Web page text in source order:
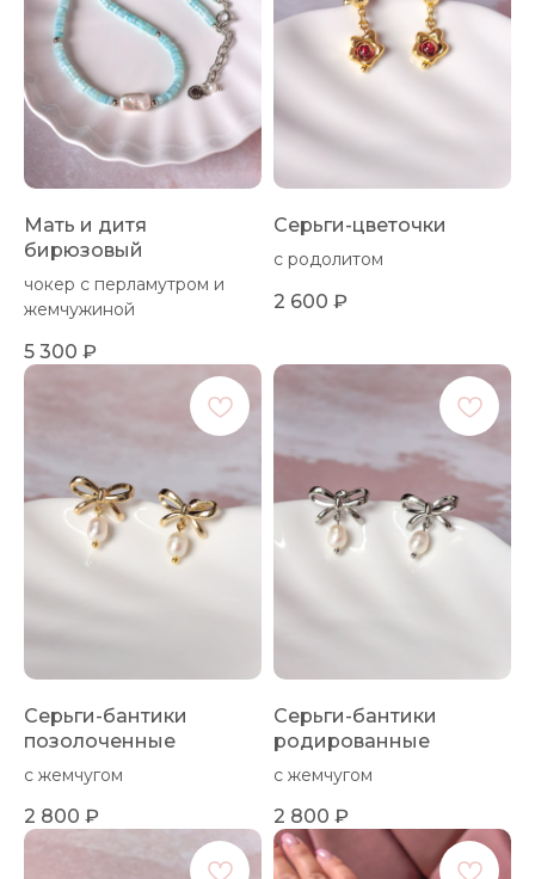
Мать и дитя
бирюзовый
чокер с перламутром и
жемчужиной
5 300 ₽
Серьги-цветочки
с родолитом
2 600 ₽
Серьги-бантики
позолоченные
с жемчугом
2 800 ₽
Серьги-бантики
родированные
с жемчугом
2 800 ₽